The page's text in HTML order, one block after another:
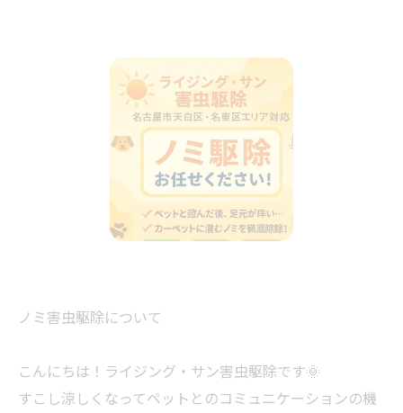
ノミ害虫駆除について
こんにちは！ライジング・サン害虫駆除です🌞
すこし涼しくなってペットとのコミュニケーションの機